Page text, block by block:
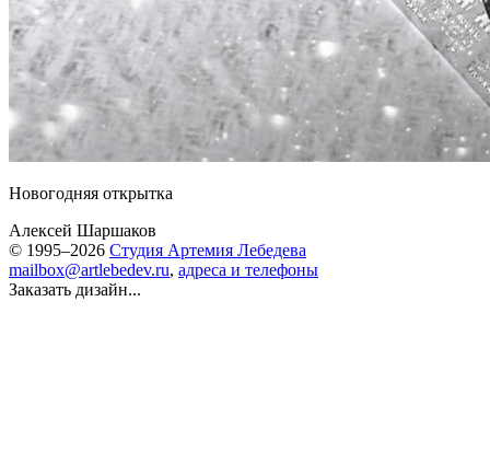
Новогодняя открытка
Алексей Шаршаков
© 1995–2026 Студия Артемия Лебедева
mailbox@artlebedev.ru, адреса и телефоны
Заказать дизайн...